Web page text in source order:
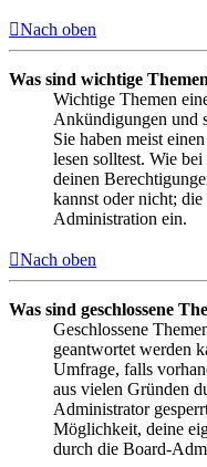
Nach oben
Was sind wichtige
Wichtige Themen
Ankündigungen und
Sie haben meist
lesen solltest. Wie
deinen
kannst oder nicht;
Administration ein.
Nach oben
Was sind geschlossene
Geschlossene
geantwortet werden
Umfrage, falls
aus vielen Gründen
Administrator
Möglichkeit, deine
durch die Board-